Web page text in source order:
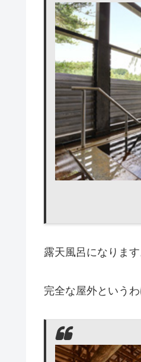
露天風呂になります
完全な屋外という